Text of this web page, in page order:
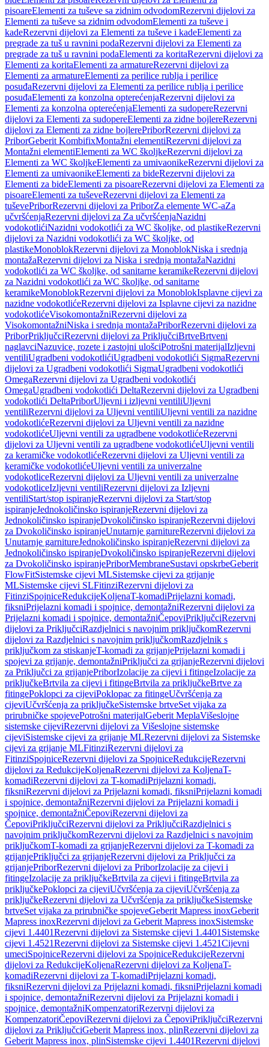
pisoareElementi za tuševe sa zidnim odvodomRezervni dijelovi za
Elementi za tuševe sa zidnim odvodomElementi za tuševe i
kadeRezervni dijelovi za Elementi za tuševe i kadeElementi za
pregrade za tuš u ravnini podaRezervni dijelovi za Elementi za
pregrade za tuš u ravnini podaElementi za koritaRezervni dijelovi za
Elementi za koritaElementi za armatureRezervni dijelovi za
Elementi za armatureElementi za perilice rublja i perilice
posuđaRezervni dijelovi za Elementi za perilice rublja i perilice
posuđaElementi za konzolna opterećenjaRezervni dijelovi za
Elementi za konzolna opterećenjaElementi za sudopereRezervni
dijelovi za Elementi za sudopereElementi za zidne bojlereRezervni
dijelovi za Elementi za zidne bojlerePriborRezervni dijelovi za
PriborGeberit KombifixMontažni elementiRezervni dijelovi za
Montažni elementiElementi za WC školjkeRezervni dijelovi za
Elementi za WC školjkeElementi za umivaonikeRezervni dijelovi za
Elementi za umivaonikeElementi za bideRezervni dijelovi za
Elementi za bideElementi za pisoareRezervni dijelovi za Elementi za
pisoareElementi za tuševeRezervni dijelovi za Elementi za
tuševePriborRezervni dijelovi za PriborZa elemente WC-aZa
učvršćenjaRezervni dijelovi za Za učvršćenjaNazidni
vodokotlićiNazidni vodokotlići za WC školjke, od plastikeRezervni
dijelovi za Nazidni vodokotlići za WC školjke, od
plastikeMonoblokRezervni dijelovi za MonoblokNiska i srednja
montažaRezervni dijelovi za Niska i srednja montažaNazidni
vodokotlići za WC školjke, od sanitarne keramikeRezervni dijelovi
za Nazidni vodokotlići za WC školjke, od sanitarne
keramikeMonoblokRezervni dijelovi za MonoblokIsplavne cijevi za
nazidne vodokotlićeRezervni dijelovi za Isplavne cijevi za nazidne
vodokotlićeVisokomontažniRezervni dijelovi za
VisokomontažniNiska i srednja montažaPriborRezervni dijelovi za
PriborPriključciRezervni dijelovi za PriključciBrtveBrtveni
naglavciNazuvice, rozete i zastojni ulošciPotrošni materijalIzljevni
ventiliUgradbeni vodokotlićiUgradbeni vodokotlići SigmaRezervni
dijelovi za Ugradbeni vodokotlići SigmaUgradbeni vodokotlići
OmegaRezervni dijelovi za Ugradbeni vodokotlići
OmegaUgradbeni vodokotlići DeltaRezervni dijelovi za Ugradbeni
vodokotlići DeltaPriborUljevni i izljevni ventiliUljevni
ventiliRezervni dijelovi za Uljevni ventiliUljevni ventili za nazidne
vodokotlićeRezervni dijelovi za Uljevni ventili za nazidne
vodokotlićeUljevni ventili za ugradbene vodokotlićeRezervni
dijelovi za Uljevni ventili za ugradbene vodokotlićeUljevni ventili
za keramičke vodokotlićeRezervni dijelovi za Uljevni ventili za
keramičke vodokotlićeUljevni ventili za univerzalne
vodokotliceRezervni dijelovi za Uljevni ventili za univerzalne
vodokotliceIzljevni ventiliRezervni dijelovi za Izljevni
ventiliStart/stop ispiranjeRezervni dijelovi za Start/stop
ispiranjeJednokoličinsko ispiranjeRezervni dijelovi za
Jednokoličinsko ispiranjeDvokoličinsko ispiranjeRezervni dijelovi
za Dvokoličinsko ispiranjeUnutarnje garnitureRezervni dijelovi za
Unutarnje garnitureJednokoličinsko ispiranjeRezervni dijelovi za
Jednokoličinsko ispiranjeDvokoličinsko ispiranjeRezervni dijelovi
za Dvokoličinsko ispiranjePriborMembraneSustavi opskrbeGeberit
FlowFitSistemske cijevi MLSistemske cijevi za grijanje
MLSistemske cijevi SLFitinziRezervni dijelovi za
FitinziSpojniceRedukcijeKoljenaT-komadiPrijelazni komadi,
fiksniPrijelazni komadi i spojnice, demontažniRezervni dijelovi za
Prijelazni komadi i spojnice, demontažniČepoviPriključciRezervni
dijelovi za PriključciRazdjelnici s navojnim priključkomRezervni
dijelovi za Razdjelnici s navojnim priključkomRazdjelnik s
priključkom za stiskanjeT-komadi za grijanjePrijelazni komadi i
spojevi za grijanje, demontažniPriključci za grijanjeRezervni dijelovi
za Priključci za grijanjePriborIzolacije za cijevi i fitingeIzolacije za
priključkeBrtvila za cijevi i fitingeBrtvila za priključkeBrtve za
fitingePoklopci za cijeviPoklopac za fitingeUčvršćenja za
cijeviUčvršćenja za priključkeSistemske brtveSet vijaka za
prirubničke spojevePotrošni materijalGeberit MeplaVišeslojne
sistemske cijeviRezervni dijelovi za Višeslojne sistemske
cijeviSistemske cijevi za grijanje MLRezervni dijelovi za Sistemske
cijevi za grijanje MLFitinziRezervni dijelovi za
FitinziSpojniceRezervni dijelovi za SpojniceRedukcijeRezervni
dijelovi za RedukcijeKoljenaRezervni dijelovi za KoljenaT-
komadiRezervni dijelovi za T-komadiPrijelazni komadi,
fiksniRezervni dijelovi za Prijelazni komadi, fiksniPrijelazni komadi
i spojnice, demontažniRezervni dijelovi za Prijelazni komadi i
spojnice, demontažniČepoviRezervni dijelovi za
ČepoviPriključciRezervni dijelovi za PriključciRazdjelnici s
navojnim priključkomRezervni dijelovi za Razdjelnici s navojnim
priključkomT-komadi za grijanjeRezervni dijelovi za T-komadi za
grijanjePriključci za grijanjeRezervni dijelovi za Priključci za
grijanjePriborRezervni dijelovi za PriborIzolacije za cijevi i
fitingeIzolacije za priključkeBrtvila za cijevi i fitingeBrtvila za
priključkePoklopci za cijeviUčvršćenja za cijeviUčvršćenja za
priključkeRezervni dijelovi za Učvršćenja za priključkeSistemske
brtveSet vijaka za prirubničke spojeveGeberit Mapress inoxGeberit
Mapress inoxRezervni dijelovi za Geberit Mapress inoxSistemske
cijevi 1.4401Rezervni dijelovi za Sistemske cijevi 1.4401 Sistemske
cijevi 1.4521Rezervni dijelovi za Sistemske cijevi 1.4521Cijevni
umeciSpojniceRezervni dijelovi za SpojniceRedukcijeRezervni
dijelovi za RedukcijeKoljenaRezervni dijelovi za KoljenaT-
komadiRezervni dijelovi za T-komadiPrijelazni komadi,
fiksniRezervni dijelovi za Prijelazni komadi, fiksniPrijelazni komadi
i spojnice, demontažniRezervni dijelovi za Prijelazni komadi i
spojnice, demontažniKompenzatoriRezervni dijelovi za
KompenzatoriČepoviRezervni dijelovi za ČepoviPriključciRezervni
dijelovi za PriključciGeberit Mapress inox, plinRezervni dijelovi za
Geberit Mapress inox, plinSistemske cijevi 1.4401Rezervni dijelovi